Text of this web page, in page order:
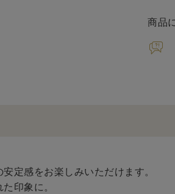
商品
定感をお楽しみいただけます。
印象に。